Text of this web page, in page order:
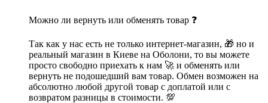
Можно ли вернуть или обменять товар ❓
Так как у нас есть не только интернет-магазин, 🎁 но и
реальный магазин в Киеве на Оболони, то вы можете
просто свободно приехать к нам 🚀 и обменять или
вернуть не подошедший вам товар. Обмен возможен на
абсолютно любой другой товар с доплатой или с
возвратом разницы в стоимости. 💯